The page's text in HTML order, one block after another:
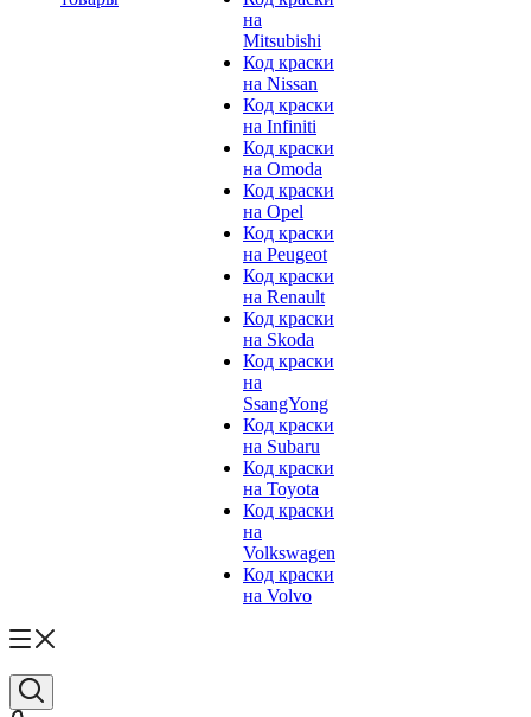
на
Mitsubishi
Код краски
на Nissan
Код краски
на Infiniti
Код краски
на Omoda
Код краски
на Opel
Код краски
на Peugeot
Код краски
на Renault
Код краски
на Skoda
Код краски
на
SsangYong
Код краски
на Subaru
Код краски
на Toyota
Код краски
на
Volkswagen
Код краски
на Volvo